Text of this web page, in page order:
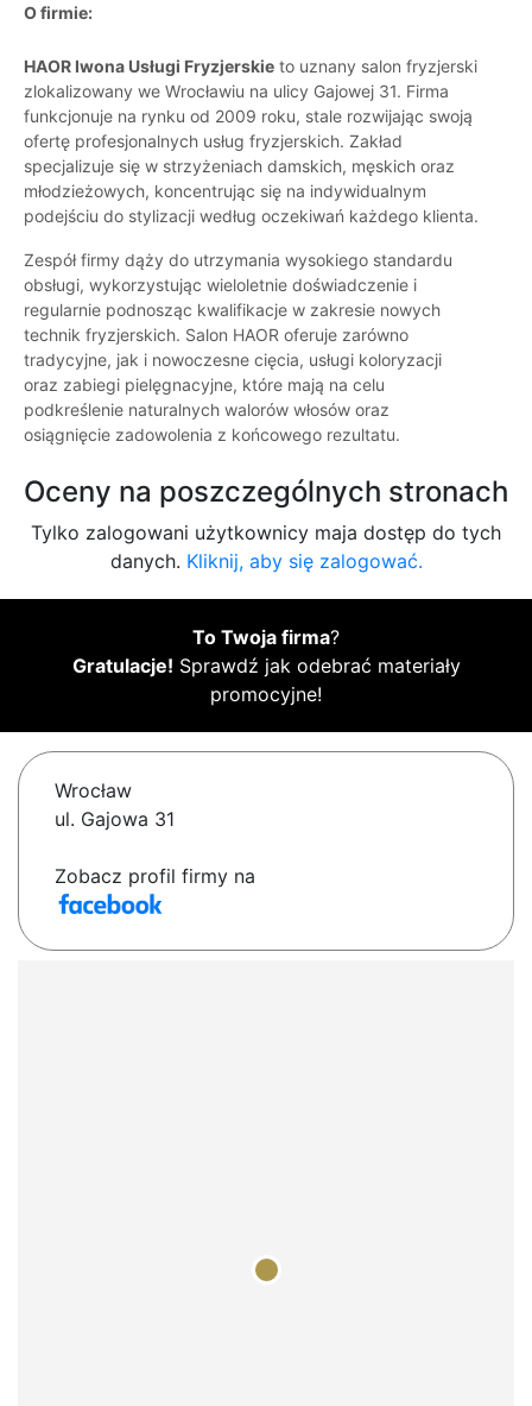
O firmie:
HAOR Iwona Usługi Fryzjerskie to uznany salon fryzjerski
zlokalizowany we Wrocławiu na ulicy Gajowej 31. Firma
funkcjonuje na rynku od 2009 roku, stale rozwijając swoją
ofertę profesjonalnych usług fryzjerskich. Zakład
specjalizuje się w strzyżeniach damskich, męskich oraz
młodzieżowych, koncentrując się na indywidualnym
podejściu do stylizacji według oczekiwań każdego klienta.
Zespół firmy dąży do utrzymania wysokiego standardu
obsługi, wykorzystując wieloletnie doświadczenie i
regularnie podnosząc kwalifikacje w zakresie nowych
technik fryzjerskich. Salon HAOR oferuje zarówno
tradycyjne, jak i nowoczesne cięcia, usługi koloryzacji
oraz zabiegi pielęgnacyjne, które mają na celu
podkreślenie naturalnych walorów włosów oraz
osiągnięcie zadowolenia z końcowego rezultatu.
Oceny na poszczególnych stronach
Tylko zalogowani użytkownicy maja dostęp do tych
danych. Kliknij, aby się zalogować.
To Twoja firma?
Gratulacje! Sprawdź jak odebrać materiały
promocyjne!
Wrocław
ul. Gajowa 31
Zobacz profil firmy na